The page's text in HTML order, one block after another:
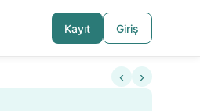
Kayıt Giriş
‹ ›